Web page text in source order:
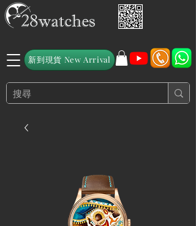
新到現貨 New Arrival